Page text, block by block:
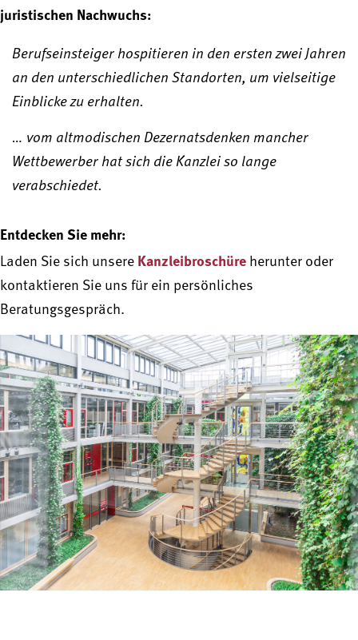
juristischen Nachwuchs:
Berufseinsteiger hospitieren in den ersten zwei Jahren
an den unterschiedlichen Standorten, um vielseitige
Einblicke zu erhalten.
… vom altmodischen Dezernatsdenken mancher
Wettbewerber hat sich die Kanzlei so lange
verabschiedet.
Entdecken Sie mehr:
Laden Sie sich unsere Kanzleibroschüre herunter oder
kontaktieren Sie uns für ein persönliches
Beratungsgespräch.